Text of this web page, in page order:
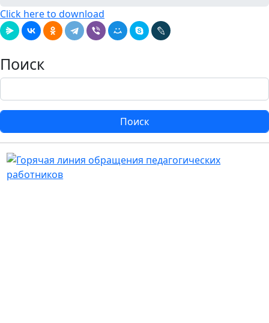
Click here to download
Поиск
Поиск